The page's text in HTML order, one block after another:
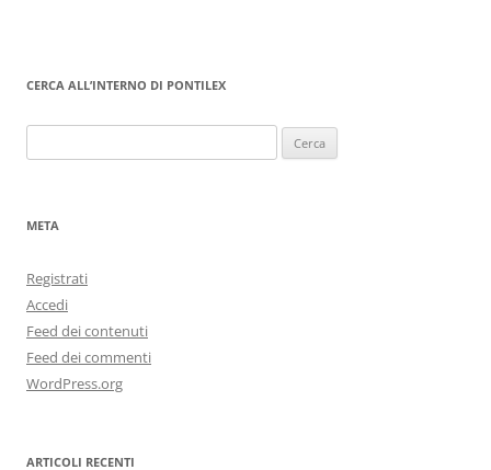
CERCA ALL’INTERNO DI PONTILEX
per:
META
Registrati
Accedi
Feed dei contenuti
Feed dei commenti
WordPress.org
ARTICOLI RECENTI